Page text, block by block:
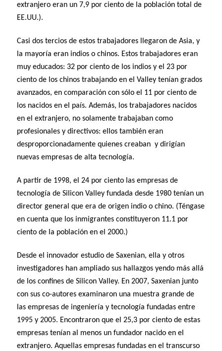
extranjero eran un 7,9 por ciento de la población total de
EE.UU.).
Casi dos tercios de estos trabajadores llegaron de Asia, y
la mayoría eran indios o chinos. Estos trabajadores eran
muy educados: 32 por ciento de los indios y el 23 por
ciento de los chinos trabajando en el Valley tenían grados
avanzados, en comparación con sólo el 11 por ciento de
los nacidos en el país. Además, los trabajadores nacidos
en el extranjero, no solamente trabajaban como
profesionales y directivos: ellos también eran
desproporcionadamente quienes creaban y dirigían
nuevas empresas de alta tecnología.
A partir de 1998, el 24 por ciento las empresas de
tecnología de Silicon Valley fundada desde 1980 tenían un
director general que era de origen indio o chino. (Téngase
en cuenta que los inmigrantes constituyeron 11.1 por
ciento de la población en el 2000.)
Desde el innovador estudio de Saxenian, ella y otros
investigadores han ampliado sus hallazgos yendo más allá
de los confines de Silicon Valley. En 2007, Saxenian junto
con sus co-autores examinaron una muestra grande de
las empresas de ingeniería y tecnología fundadas entre
1995 y 2005. Encontraron que el 25,3 por ciento de estas
empresas tenían al menos un fundador nacido en el
extranjero. Aquellas empresas fundadas en el transcurso